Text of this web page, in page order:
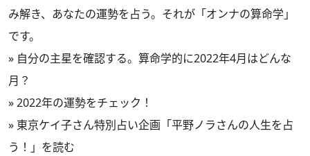
み解き、あなたの運勢を占う。それが「オンナの算命学」
です。
» 自分の主星を確認する。算命学的に2022年4月はどんな
月？
»2022年の運勢をチェック！
» 東京ケイ子さん特別占い企画「平野ノラさんの人生を占
う！」を読む